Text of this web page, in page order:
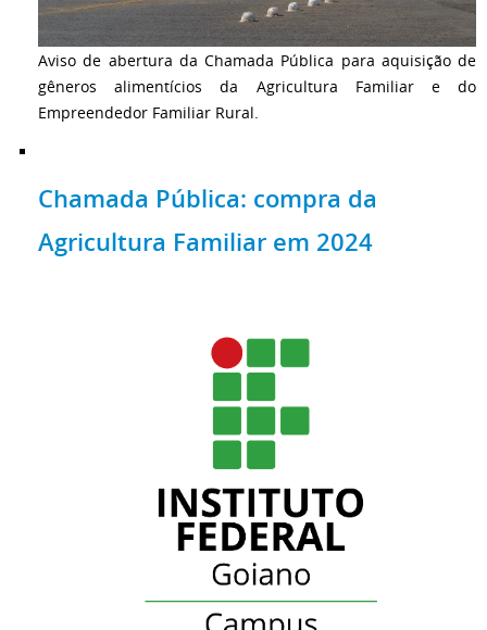
Aviso de abertura da Chamada Pública para aquisição de
gêneros alimentícios da Agricultura Familiar e do
Empreendedor Familiar Rural.
Chamada Pública: compra da
Agricultura Familiar em 2024